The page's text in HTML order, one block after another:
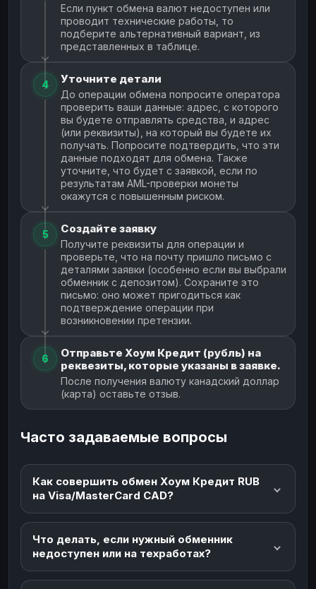
Если пункт обмена валют недоступен или
проводит технические работы, то
подберите альтернативный вариант, из
представленных в таблице.
4 Уточните детали
До операции обмена попросите оператора
проверить ваши данные: адрес, с которого
вы будете отправлять средства, и адрес
(или реквизиты), на который вы будете их
получать. Попросите подтвердить, что эти
данные подходят для обмена. Также
уточните, что будет с заявкой, если по
результатам AML-проверки монеты
окажутся с повышенным риском.
5 Создайте заявку
Получите реквизиты для операции и
проверьте, что на почту пришло письмо с
деталями заявки (особенно если вы выбрали
обменник с депозитом). Сохраните это
письмо: оно может пригодиться как
подтверждение операции при
возникновении претензии.
6
Отправьте Хоум Кредит (рубль) на
реквезиты, которые указаны в заявке.
После получения валюту канадский доллар
(карта) оставьте отзыв.
Часто задаваемые вопросы
Как совершить обмен Хоум Кредит RUB
на Visa/MasterCard CAD?
Что делать, если нужный обменник
недоступен или на техработах?